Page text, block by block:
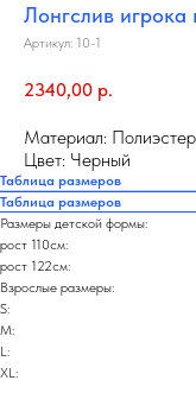
Лонгслив
Артикул: 10-1
2340,00 р.
Материал: Полиэстер
Цвет: Черный
Таблица размеров
Таблица размеров
Размеры детской формы:
рост 110см:
рост 122см:
Взрослые размеры:
S:
M:
L:
XL: